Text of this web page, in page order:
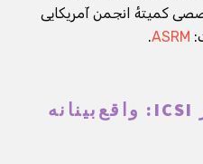
کمیتهٔ انجمن آمریکایی
ASRM
.
نرخ‌های موفقیت در ICSI: واقع‌بینانه